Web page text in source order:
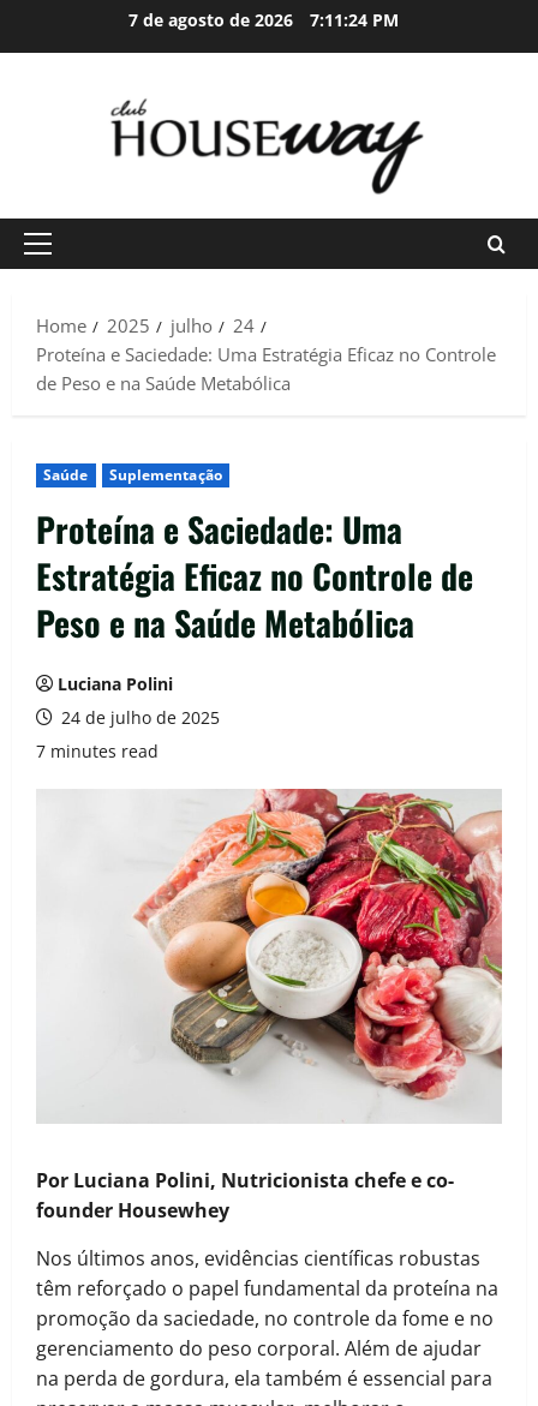
7 de agosto de 2026 7:11:25 PM
Primary
Home
2025 julho
24
Proteína e Saciedade: Uma Estratégia Eficaz no Controle
de Peso e na Saúde Metabólica
Saúde Suplementação
Proteína e Saciedade: Uma
Estratégia Eficaz no Controle de
Peso e na Saúde Metabólica
Luciana Polini
24 de julho de 2025
7 minutes read
Por Luciana Polini, Nutricionista chefe e co-
founder Housewhey
Nos últimos anos, evidências científicas robustas
têm reforçado o papel fundamental da proteína na
promoção da saciedade, no controle da fome e no
gerenciamento do peso corporal. Além de ajudar
na perda de gordura, ela também é essencial para